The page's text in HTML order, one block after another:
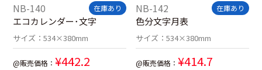
NB-140 在庫あり
エコカレンダー･文字
サイズ：534×380mm
@販売価格： ¥442.2
NB-142 在庫あり
色分文字月表
サイズ： 534×380mm
@販売価格： ¥414.7